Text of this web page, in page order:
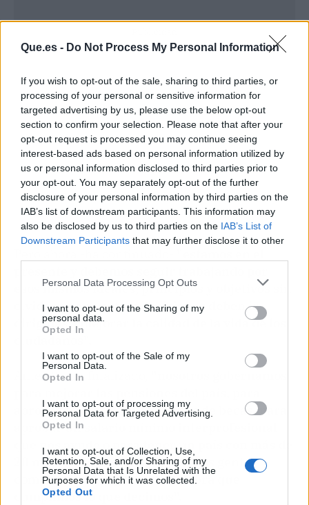
Que.es - Do Not Process My Personal Information
If you wish to opt-out of the sale, sharing to third parties, or
processing of your personal or sensitive information for
targeted advertising by us, please use the below opt-out
section to confirm your selection. Please note that after your
opt-out request is processed you may continue seeing
interest-based ads based on personal information utilized by
us or personal information disclosed to third parties prior to
your opt-out. You may separately opt-out of the further
disclosure of your personal information by third parties on the
IAB’s list of downstream participants. This information may
also be disclosed by us to third parties on the IAB’s List of
Downstream Participants that may further disclose it to other
Personal Data Processing Opt Outs
I want to opt-out of the Sharing of my
personal data.
Opted In
I want to opt-out of the Sale of my
Personal Data.
Opted In
I want to opt-out of processing my
Personal Data for Targeted Advertising.
Opted In
I want to opt-out of Collection, Use,
Retention, Sale, and/or Sharing of my
Personal Data that Is Unrelated with the
Purposes for which it was collected.
Opted Out
esos mismos ideales, principios y objetivos sin
olvidar que nuestras decisiones deben ir
dirigidas a mejorar la calidad de la vida de los
ciudadanos".
Ante ello, ha finalizado,
aprobar más de 2.000 millones de becas, para
aprobar un salario mínimo interprofesional
que nos ayude o para tener un país con más de
20 millones de empleados. Somos gente
comprometida y gente de palabra que
cumplimos lo que decimos".